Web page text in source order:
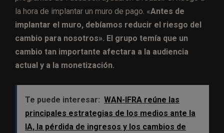
la hora de implantar un muro de pago. «Antes de
implantar el muro, debíamos reducir el riesgo del
cambio para nosotros». El grupo temía que un
cambio tan importante afectara a la audiencia
actual y a la monetización.
Te puede interesar: WAN-IFRA reúne las
principales estrategias de los medios ante la
IA, la pérdida de ingresos y los cambios de